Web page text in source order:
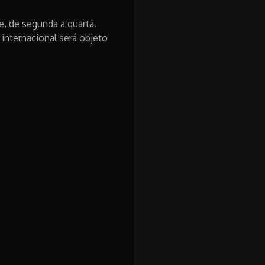
de segunda a quarta.
será objeto